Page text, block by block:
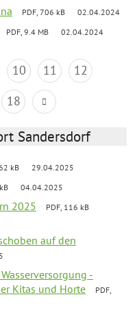
PDF, 706 kB 02.04.2024
PDF, 9.4 MB 02.04.2024
10 11
12
18
Sandersdorf
kB 29.04.2025
04.04.2025
2025
PDF, 116 kB
auf den
-
Kitas und Horte
PDF,